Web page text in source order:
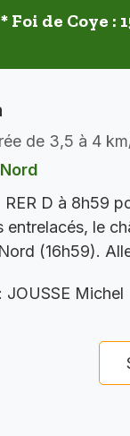
* Foi de Coye :
de 3,5 à 4
D à 8h59
le
(16h59).
: JOUSSE Michel